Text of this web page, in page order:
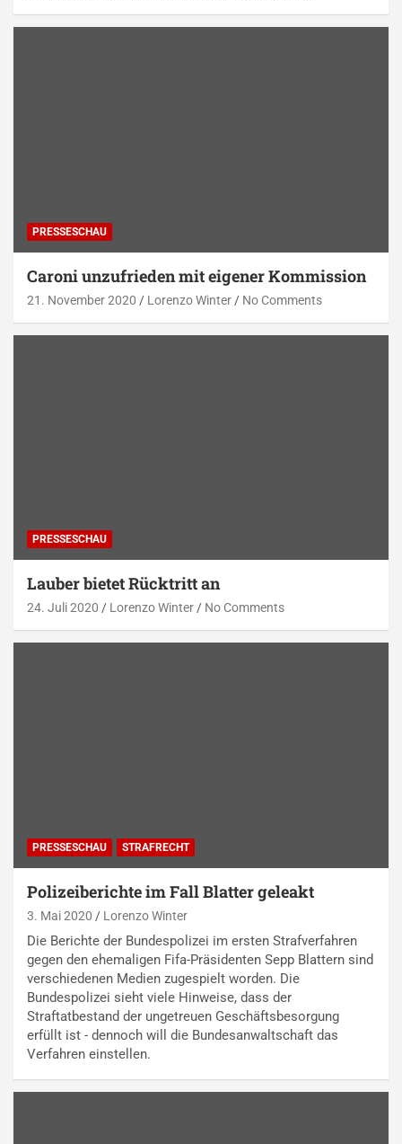
PRESSESCHAU
Caroni unzufrieden mit eigener Kommission
21. November 2020 Lorenzo Winter No Comments
PRESSESCHAU
Lauber bietet Rücktritt an
24. Juli 2020 Lorenzo Winter No Comments
PRESSESCHAU STRAFRECHT
Polizeiberichte im Fall Blatter geleakt
3. Mai 2020 Lorenzo Winter
Die Berichte der Bundespolizei im ersten Strafverfahren
gegen den ehemaligen Fifa-Präsidenten Sepp Blattern sind
verschiedenen Medien zugespielt worden. Die
Bundespolizei sieht viele Hinweise, dass der
Straftatbestand der ungetreuen Geschäftsbesorgung
erfüllt ist - dennoch will die Bundesanwaltschaft das
Verfahren einstellen.